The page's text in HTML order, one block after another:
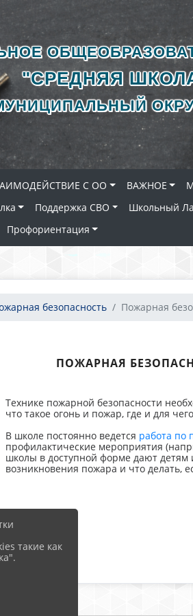
"СРЕДНЯЯ
С ОО ВАЖНОЕ
Поддержка СВО Школьный
Профориентация
безопасность Пожарная
ПОЖАРНАЯ
Технике пожарной безопасности
что такое огонь и пожар, где и для
В школе постоянно ведется работа по
профилактические мероприятия
школы в доступной форме дают детям
возникновения пожара и что делать,
такие как